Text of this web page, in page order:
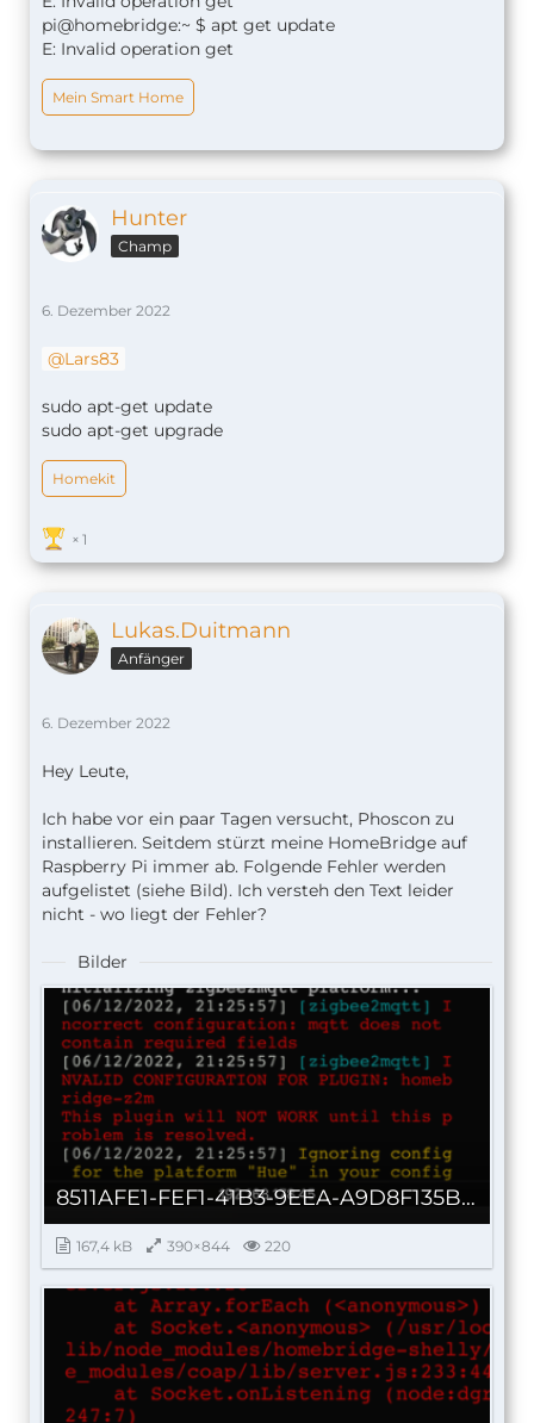
pi@homebridge:~ $ apt get update
E: Invalid operation get
Mein Smart Home
Hunter
Champ
6. Dezember 2022
Lars83
sudo apt-get update
sudo apt-get upgrade
Homekit
1
Lukas.Duitmann
Anfänger
6. Dezember 2022
Hey Leute,
Ich habe vor ein paar Tagen versucht, Phoscon zu
installieren. Seitdem stürzt meine HomeBridge auf
Raspberry Pi immer ab. Folgende Fehler werden
aufgelistet (siehe Bild). Ich versteh den Text leider
nicht - wo liegt der Fehler?
Bilder
8511AFE1-FEF1-41B3-9EEA-A9D8F135B916_autoscaled.png
167,4 kB 390×844 220